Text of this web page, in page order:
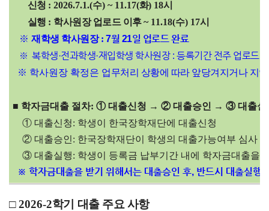
신청 : 2026.7.1.(수) ~ 11.17(화) 18시
실행 : 학사원장 업로드 이후~ 11.18(수) 17시
※재학생 학사원장 : 7월 21일 업로드 완료
※ 복학생·전과학생·재입학생 학사원장 : 등록기간 전주 업로드
※ 학사원장 확정은 업무처리 상황에 따라 앞당겨지거나 지
■ 학자금대출 절차: ① 대출신청 → ② 대출승인 → ③ 대출실
① 대출신청: 학생이 한국장학재단에 대출신청
② 대출승인: 한국장학재단이 학생의 대출가능여부 심사
③ 대출실행: 학생이 등록금 납부기간 내에 학자금대출을
※ 학자금대출을 받기 위해서는 대출승인 후, 반드시 대출실행
□2026-2학기 대출 주요 사항